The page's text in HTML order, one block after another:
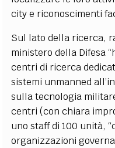
city e riconoscimenti
Sul lato della ricerca,
ministero della Difesa
centri di ricerca
sistemi unmanned
sulla tecnologia
centri (con chiara
uno staff di 100 unità,
organizzazioni